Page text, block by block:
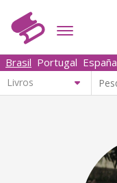
Brasil Portugal España